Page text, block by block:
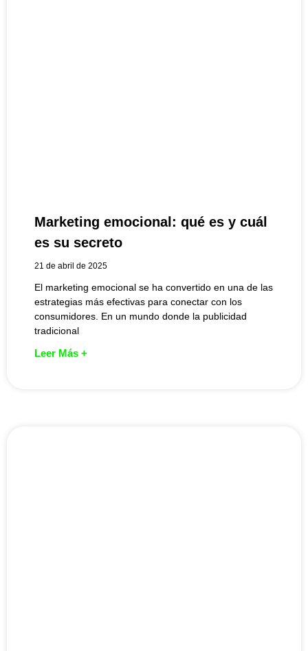
Marketing emocional: qué es y cuál
es su secreto
21 de abril de 2025
El marketing emocional se ha convertido en una de las
estrategias más efectivas para conectar con los
consumidores. En un mundo donde la publicidad
tradicional
Leer Más +